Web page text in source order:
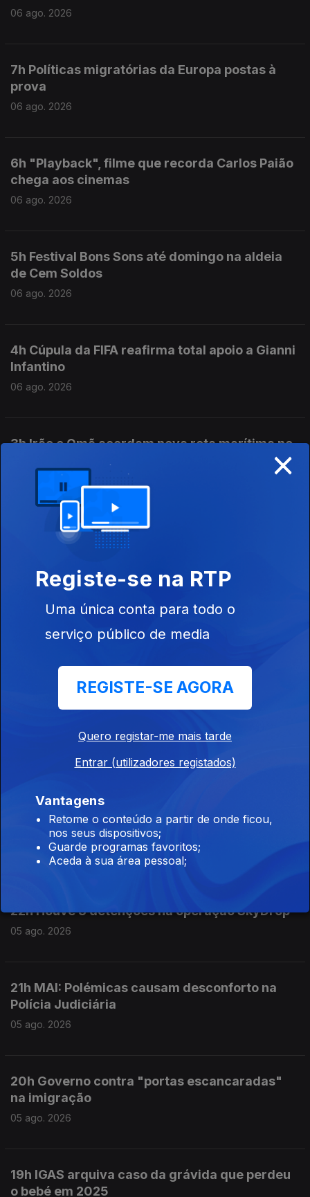
06 ago. 2026
7h Políticas migratórias da Europa postas à
prova
06 ago. 2026
6h "Playback", filme que recorda Carlos Paião
chega aos cinemas
06 ago. 2026
5h Festival Bons Sons até domingo na aldeia
de Cem Soldos
06 ago. 2026
4h Cúpula da FIFA reafirma total apoio a Gianni
Infantino
06 ago. 2026
3h Irão e Omã acordam nova rota marítima no
06 ago. 2026
2h Polémicas com ministro Luís Neves causam
06 ago. 2026
01h Termina hoje o prazo de candidatura ao
06 ago. 2026
23h Ponte 25 de abril com espetáculo de
drones
05 ago. 2026
22h Houve 3 detenções na operação SkyDrop
05 ago. 2026
21h MAI: Polémicas causam desconforto na
Polícia Judiciária
05 ago. 2026
20h Governo contra "portas escancaradas"
na imigração
05 ago. 2026
19h IGAS arquiva caso da grávida que perdeu
o bebé em 2025
×
Registe-se na RTP
Uma única conta para todo o
serviço público de media
REGISTE-SE AGORA
Quero registar-me mais tarde
Entrar (utilizadores registados)
Vantagens
Retome o conteúdo a partir de onde ficou,
nos seus dispositivos;
Guarde programas favoritos;
Aceda à sua área pessoal;